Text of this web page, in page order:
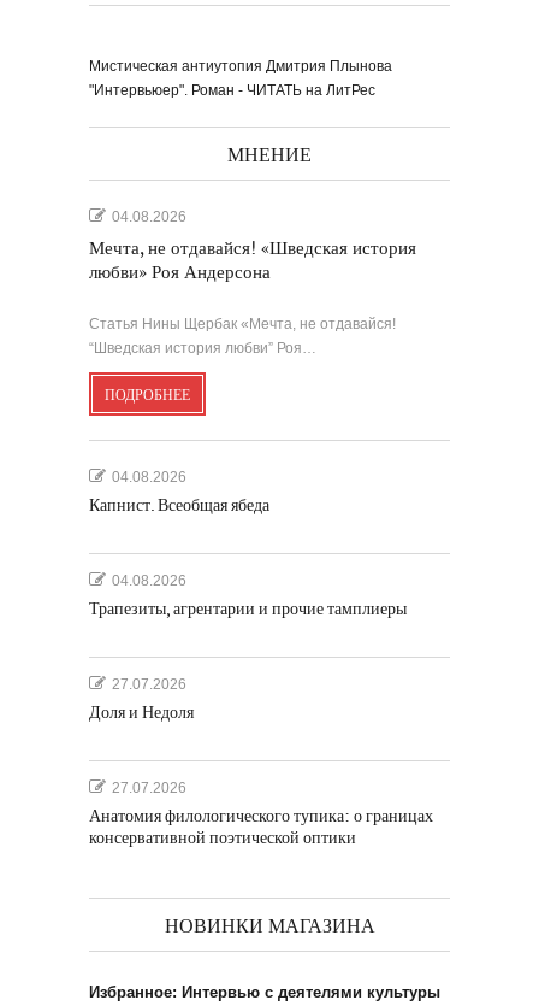
Мистическая антиутопия Дмитрия Плынова
"Интервьюер". Роман - ЧИТАТЬ на ЛитРес
МНЕНИЕ
04.08.2026
Мечта, не отдавайся! «Шведская история
любви» Роя Андерсона
Статья Нины Щербак «Мечта, не отдавайся!
“Шведская история любви” Роя…
ПОДРОБНЕЕ
04.08.2026
Капнист. Всеобщая ябеда
04.08.2026
Трапезиты, агрентарии и прочие тамплиеры
27.07.2026
Доля и Недоля
27.07.2026
Анатомия филологического тупика: о границах
консервативной поэтической оптики
НОВИНКИ МАГАЗИНА
Избранное: Интервью с деятелями культуры